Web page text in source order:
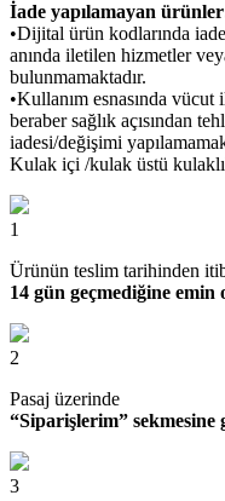
İade yapılamayan
•Dijital ürün kodlarında
anında iletilen hizmetler
bulunmamaktadır.
•Kullanım esnasında
beraber sağlık açısından
iadesi/değişimi
Kulak içi /kulak üstü
1
Ürünün teslim tarihinden
14 gün geçmediğine emin
2
Pasaj üzerinde
“Siparişlerim” sekmesine
3